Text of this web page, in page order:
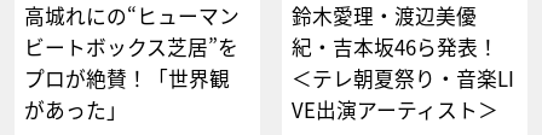
高城れにの“ヒューマン
ビートボックス芝居”を
プロが絶賛！「世界観
があった」
鈴木愛理・渡辺美優
紀・吉本坂46ら発表！
＜テレ朝夏祭り・音楽LI
VE出演アーティスト＞